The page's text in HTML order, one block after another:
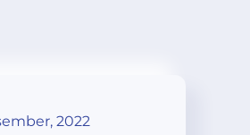
2022